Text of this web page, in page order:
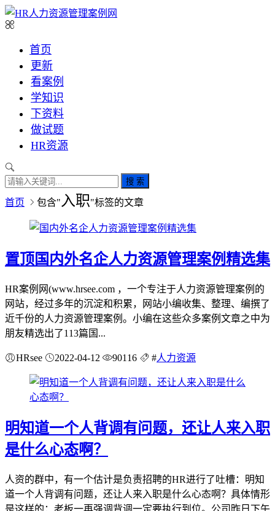
首页
更新
看案例
学知识
下资料
做试题
HR资源
搜 索
首页 包含" 入职"标签的文章
置顶 国内外名企人力资源管理案例精选集
HR案例网(www.hrsee.com ，一个专注于人力资源管理案例的
网站，经过多年的沉淀和积累，网站小编收集、整理、编撰了
近千份的人力资源管理案例。小编在这些众多案例文章之中为
朋友精选出了113篇国...
HRsee 2022-04-12 90116 #人力资源
明知道一个人背调有问题，还让人来入职
是什么心态啊？
人资的群中，有一个估计是负责招聘的HR进行了吐槽：明知
道一个人背调有问题，还让人来入职是什么心态啊？具体情形
是这样的：老板一再强调背调一定要执行到位。公司昨日下午